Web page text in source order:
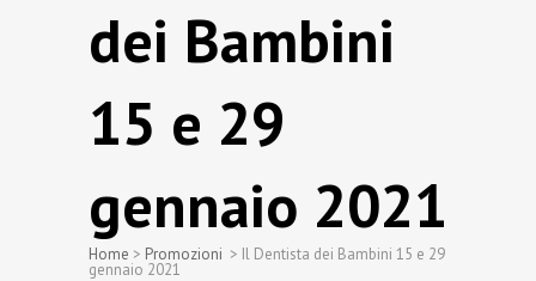
dei Bambini
15 e 29
gennaio 2021
Home > Promozioni > Il Dentista dei Bambini 15 e 29
gennaio 2021